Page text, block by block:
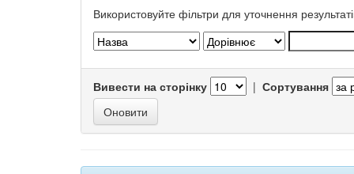
Використовуйте фільтри для уточнення
Вивести на сторінку | Сортування